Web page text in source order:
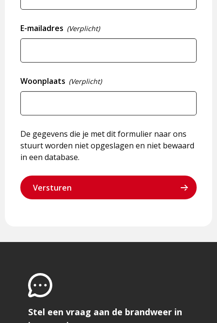
E-mailadres (Verplicht)
Woonplaats (Verplicht)
De gegevens die je met dit formulier naar ons
stuurt worden niet opgeslagen en niet bewaard
in een database.
Stel een vraag aan de brandweer in